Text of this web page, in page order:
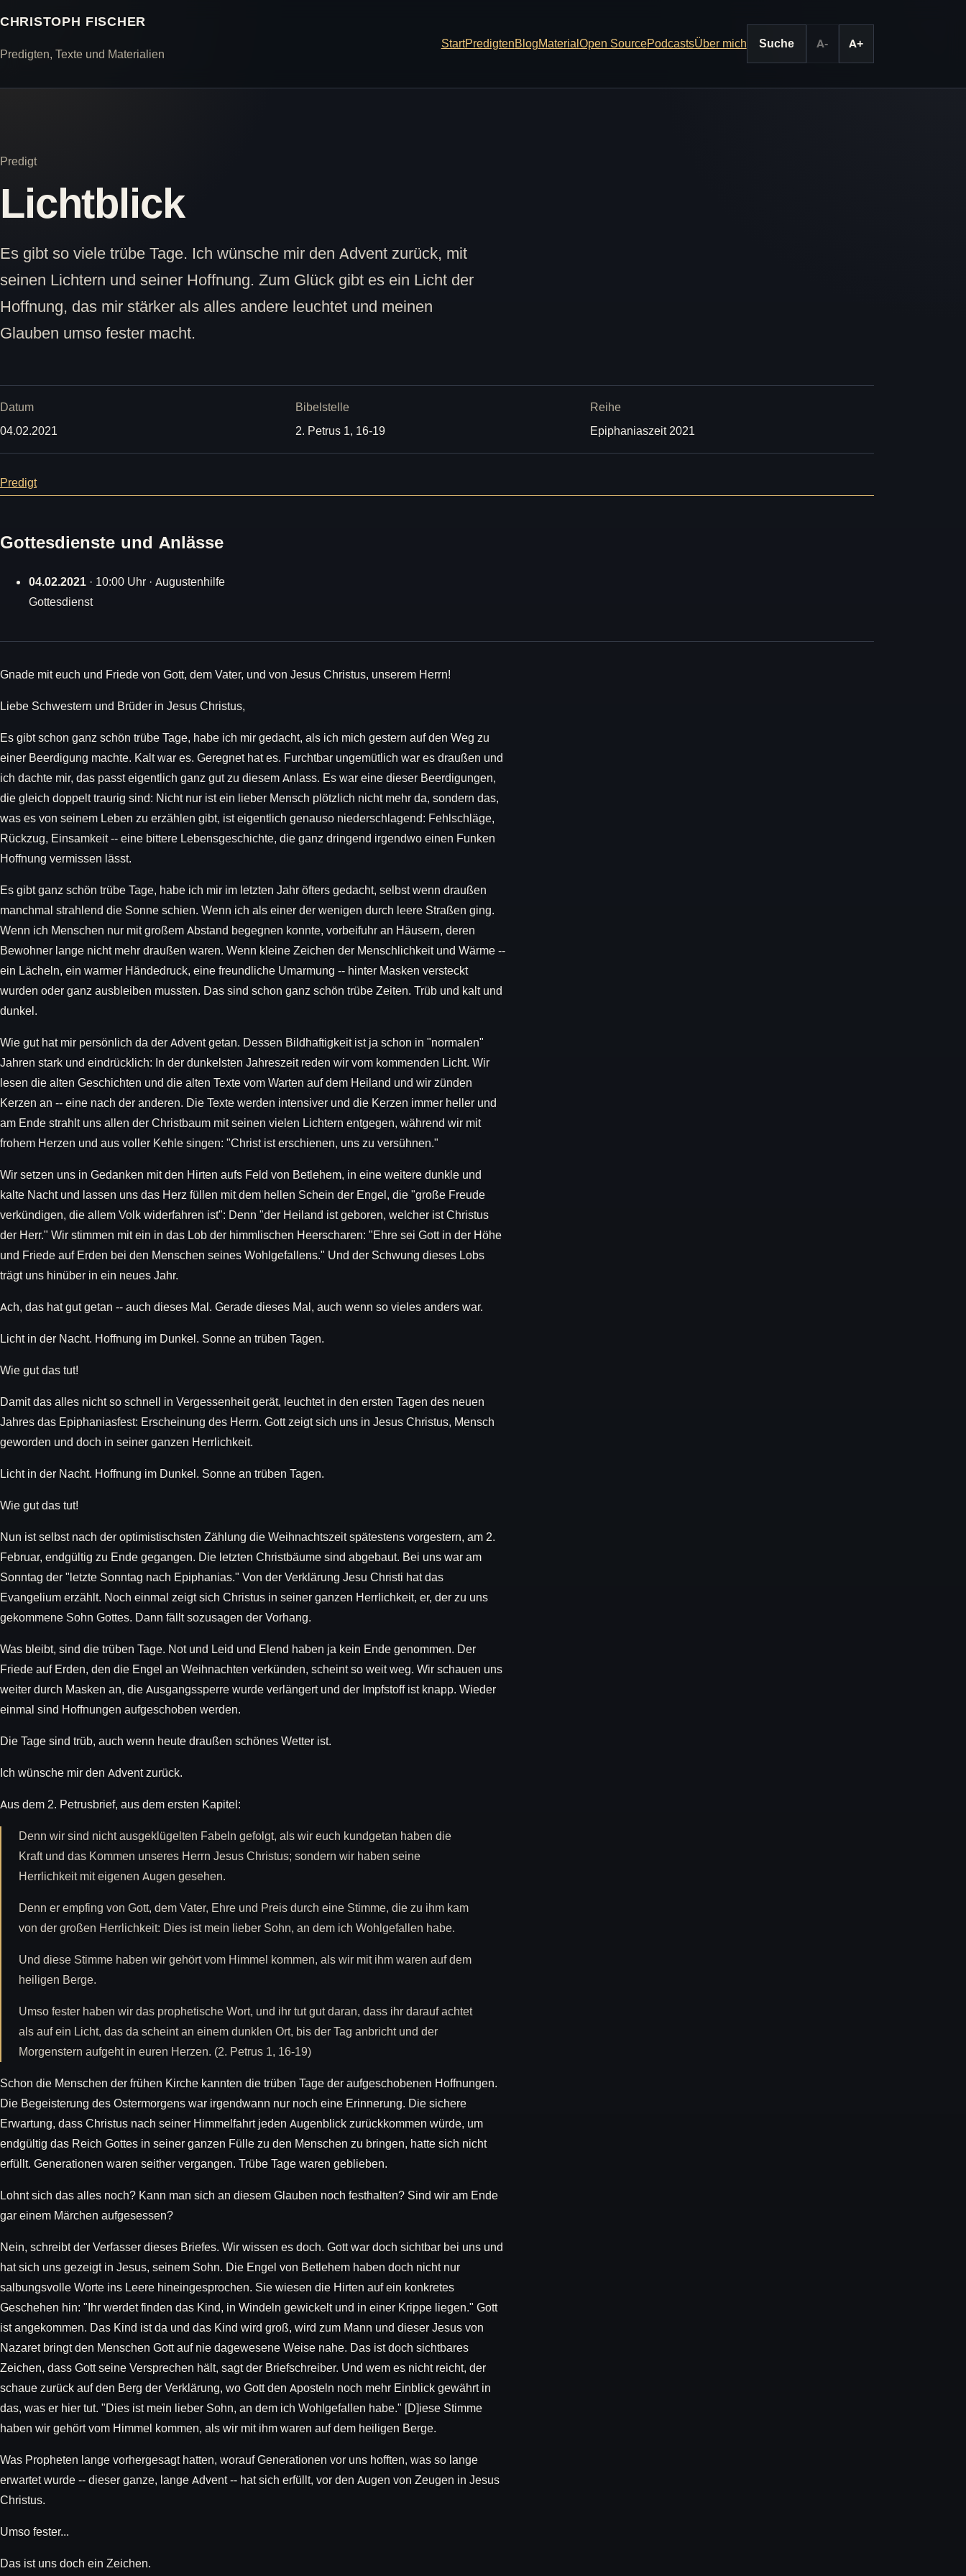
CHRISTOPH FISCHER
Predigten, Texte und Materialien
StartPredigtenBlogMaterialOpen SourcePodcastsÜber mich Suche A- A+
Predigt
Lichtblick
Es gibt so viele trübe Tage. Ich wünsche mir den Advent zurück, mit
seinen Lichtern und seiner Hoffnung. Zum Glück gibt es ein Licht der
Hoffnung, das mir stärker als alles andere leuchtet und meinen
Glauben umso fester macht.
Datum
04.02.2021
Bibelstelle
2. Petrus 1, 16-19
Reihe
Epiphaniaszeit 2021
Predigt
Gottesdienste und Anlässe
04.02.2021 · 10:00 Uhr · Augustenhilfe
Gottesdienst
Gnade mit euch und Friede von Gott, dem Vater, und von Jesus Christus, unserem Herrn!
Liebe Schwestern und Brüder in Jesus Christus,
Es gibt schon ganz schön trübe Tage, habe ich mir gedacht, als ich mich gestern auf den Weg zu
einer Beerdigung machte. Kalt war es. Geregnet hat es. Furchtbar ungemütlich war es draußen und
ich dachte mir, das passt eigentlich ganz gut zu diesem Anlass. Es war eine dieser Beerdigungen,
die gleich doppelt traurig sind: Nicht nur ist ein lieber Mensch plötzlich nicht mehr da, sondern das,
was es von seinem Leben zu erzählen gibt, ist eigentlich genauso niederschlagend: Fehlschläge,
Rückzug, Einsamkeit -- eine bittere Lebensgeschichte, die ganz dringend irgendwo einen Funken
Hoffnung vermissen lässt.
Es gibt ganz schön trübe Tage, habe ich mir im letzten Jahr öfters gedacht, selbst wenn draußen
manchmal strahlend die Sonne schien. Wenn ich als einer der wenigen durch leere Straßen ging.
Wenn ich Menschen nur mit großem Abstand begegnen konnte, vorbeifuhr an Häusern, deren
Bewohner lange nicht mehr draußen waren. Wenn kleine Zeichen der Menschlichkeit und Wärme --
ein Lächeln, ein warmer Händedruck, eine freundliche Umarmung -- hinter Masken versteckt
wurden oder ganz ausbleiben mussten. Das sind schon ganz schön trübe Zeiten. Trüb und kalt und
dunkel.
Wie gut hat mir persönlich da der Advent getan. Dessen Bildhaftigkeit ist ja schon in "normalen"
Jahren stark und eindrücklich: In der dunkelsten Jahreszeit reden wir vom kommenden Licht. Wir
lesen die alten Geschichten und die alten Texte vom Warten auf dem Heiland und wir zünden
Kerzen an -- eine nach der anderen. Die Texte werden intensiver und die Kerzen immer heller und
am Ende strahlt uns allen der Christbaum mit seinen vielen Lichtern entgegen, während wir mit
frohem Herzen und aus voller Kehle singen: "Christ ist erschienen, uns zu versühnen."
Wir setzen uns in Gedanken mit den Hirten aufs Feld von Betlehem, in eine weitere dunkle und
kalte Nacht und lassen uns das Herz füllen mit dem hellen Schein der Engel, die "große Freude
verkündigen, die allem Volk widerfahren ist": Denn "der Heiland ist geboren, welcher ist Christus
der Herr." Wir stimmen mit ein in das Lob der himmlischen Heerscharen: "Ehre sei Gott in der Höhe
und Friede auf Erden bei den Menschen seines Wohlgefallens." Und der Schwung dieses Lobs
trägt uns hinüber in ein neues Jahr.
Ach, das hat gut getan -- auch dieses Mal. Gerade dieses Mal, auch wenn so vieles anders war.
Licht in der Nacht. Hoffnung im Dunkel. Sonne an trüben Tagen.
Wie gut das tut!
Damit das alles nicht so schnell in Vergessenheit gerät, leuchtet in den ersten Tagen des neuen
Jahres das Epiphaniasfest: Erscheinung des Herrn. Gott zeigt sich uns in Jesus Christus, Mensch
geworden und doch in seiner ganzen Herrlichkeit.
Licht in der Nacht. Hoffnung im Dunkel. Sonne an trüben Tagen.
Wie gut das tut!
Nun ist selbst nach der optimistischsten Zählung die Weihnachtszeit spätestens vorgestern, am 2.
Februar, endgültig zu Ende gegangen. Die letzten Christbäume sind abgebaut. Bei uns war am
Sonntag der "letzte Sonntag nach Epiphanias." Von der Verklärung Jesu Christi hat das
Evangelium erzählt. Noch einmal zeigt sich Christus in seiner ganzen Herrlichkeit, er, der zu uns
gekommene Sohn Gottes. Dann fällt sozusagen der Vorhang.
Was bleibt, sind die trüben Tage. Not und Leid und Elend haben ja kein Ende genommen. Der
Friede auf Erden, den die Engel an Weihnachten verkünden, scheint so weit weg. Wir schauen uns
weiter durch Masken an, die Ausgangssperre wurde verlängert und der Impfstoff ist knapp. Wieder
einmal sind Hoffnungen aufgeschoben werden.
Die Tage sind trüb, auch wenn heute draußen schönes Wetter ist.
Ich wünsche mir den Advent zurück.
Aus dem 2. Petrusbrief, aus dem ersten Kapitel:
Denn wir sind nicht ausgeklügelten Fabeln gefolgt, als wir euch kundgetan haben die
Kraft und das Kommen unseres Herrn Jesus Christus; sondern wir haben seine
Herrlichkeit mit eigenen Augen gesehen.
Denn er empfing von Gott, dem Vater, Ehre und Preis durch eine Stimme, die zu ihm kam
von der großen Herrlichkeit: Dies ist mein lieber Sohn, an dem ich Wohlgefallen habe.
Und diese Stimme haben wir gehört vom Himmel kommen, als wir mit ihm waren auf dem
heiligen Berge.
Umso fester haben wir das prophetische Wort, und ihr tut gut daran, dass ihr darauf achtet
als auf ein Licht, das da scheint an einem dunklen Ort, bis der Tag anbricht und der
Morgenstern aufgeht in euren Herzen. (2. Petrus 1, 16-19)
Schon die Menschen der frühen Kirche kannten die trüben Tage der aufgeschobenen Hoffnungen.
Die Begeisterung des Ostermorgens war irgendwann nur noch eine Erinnerung. Die sichere
Erwartung, dass Christus nach seiner Himmelfahrt jeden Augenblick zurückkommen würde, um
endgültig das Reich Gottes in seiner ganzen Fülle zu den Menschen zu bringen, hatte sich nicht
erfüllt. Generationen waren seither vergangen. Trübe Tage waren geblieben.
Lohnt sich das alles noch? Kann man sich an diesem Glauben noch festhalten? Sind wir am Ende
gar einem Märchen aufgesessen?
Nein, schreibt der Verfasser dieses Briefes. Wir wissen es doch. Gott war doch sichtbar bei uns und
hat sich uns gezeigt in Jesus, seinem Sohn. Die Engel von Betlehem haben doch nicht nur
salbungsvolle Worte ins Leere hineingesprochen. Sie wiesen die Hirten auf ein konkretes
Geschehen hin: "Ihr werdet finden das Kind, in Windeln gewickelt und in einer Krippe liegen." Gott
ist angekommen. Das Kind ist da und das Kind wird groß, wird zum Mann und dieser Jesus von
Nazaret bringt den Menschen Gott auf nie dagewesene Weise nahe. Das ist doch sichtbares
Zeichen, dass Gott seine Versprechen hält, sagt der Briefschreiber. Und wem es nicht reicht, der
schaue zurück auf den Berg der Verklärung, wo Gott den Aposteln noch mehr Einblick gewährt in
das, was er hier tut. "Dies ist mein lieber Sohn, an dem ich Wohlgefallen habe." [D]iese Stimme
haben wir gehört vom Himmel kommen, als wir mit ihm waren auf dem heiligen Berge.
Was Propheten lange vorhergesagt hatten, worauf Generationen vor uns hofften, was so lange
erwartet wurde -- dieser ganze, lange Advent -- hat sich erfüllt, vor den Augen von Zeugen in Jesus
Christus.
Umso fester...
Das ist uns doch ein Zeichen.